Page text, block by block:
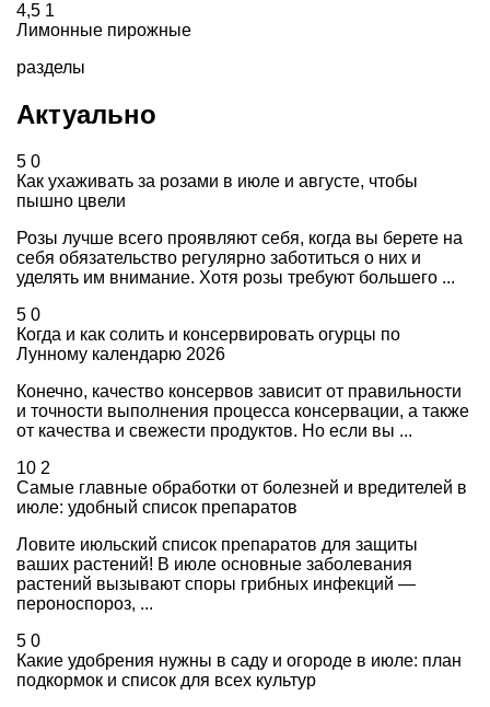
4,5 1
Лимонные пирожные
разделы
Актуально
5 0
Как ухаживать за розами в июле и августе, чтобы
пышно цвели
Розы лучше всего проявляют себя, когда вы берете на
себя обязательство регулярно заботиться о них и
уделять им внимание. Хотя розы требуют большего ...
5 0
Когда и как солить и консервировать огурцы по
Лунному календарю 2026
Конечно, качество консервов зависит от правильности
и точности выполнения процесса консервации, а также
от качества и свежести продуктов. Но если вы ...
10 2
Самые главные обработки от болезней и вредителей в
июле: удобный список препаратов
Ловите июльский список препаратов для защиты
ваших растений! В июле основные заболевания
растений вызывают споры грибных инфекций —
пероноспороз, ...
5 0
Какие удобрения нужны в саду и огороде в июле: план
подкормок и список для всех культур